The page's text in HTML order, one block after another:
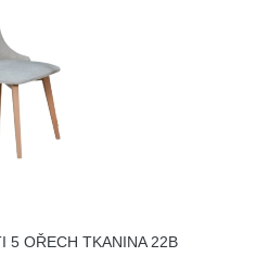
5 OŘECH TKANINA 22B